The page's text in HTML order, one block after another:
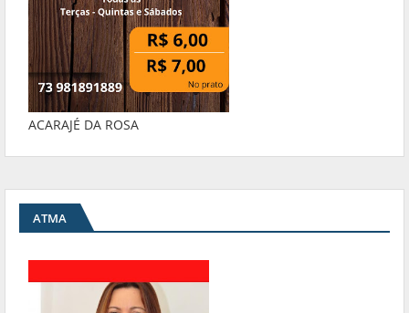
ACARAJÉ DA ROSA
ATMA